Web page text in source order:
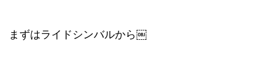
まずはライドシンバルから￼